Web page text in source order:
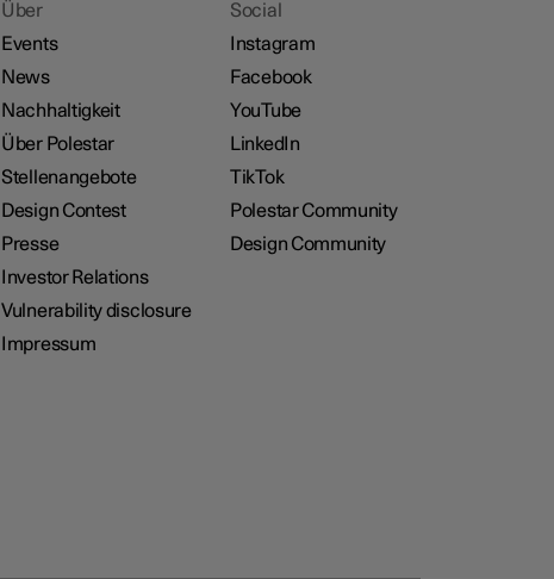
Über
Events
News
Nachhaltigkeit
Über Polestar
Stellenangebote
Design Contest
Presse
Investor Relations
Vulnerability disclosure
Impressum
Social
Instagram
Facebook
YouTube
LinkedIn
TikTok
Polestar Community
Design Community